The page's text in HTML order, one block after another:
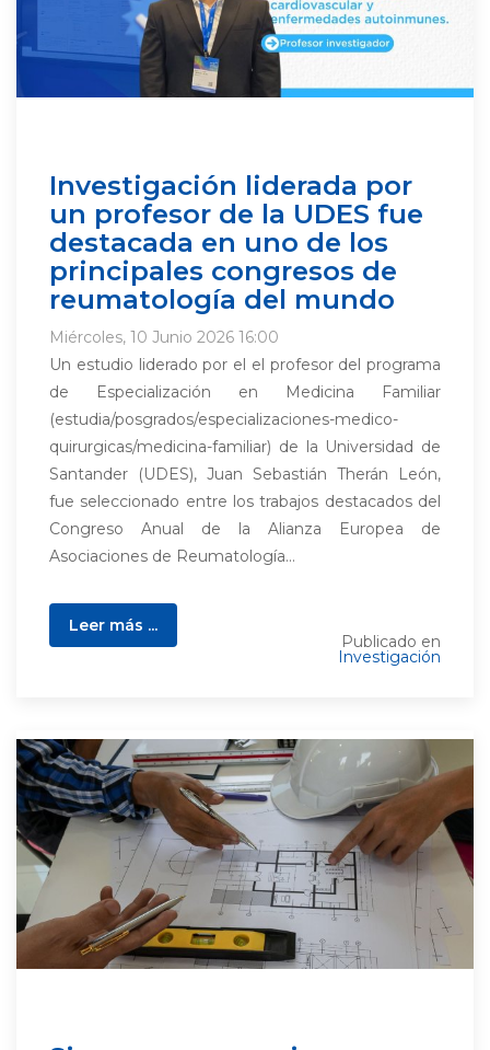
Investigación liderada por
un profesor de la UDES fue
destacada en uno de los
principales congresos de
reumatología del mundo
Miércoles, 10 Junio 2026 16:00
Un estudio liderado por el el profesor del programa
de Especialización en Medicina Familiar
(estudia/posgrados/especializaciones-medico-
quirurgicas/medicina-familiar) de la Universidad de
Santander (UDES), Juan Sebastián Therán León,
fue seleccionado entre los trabajos destacados del
Congreso Anual de la Alianza Europea de
Asociaciones de Reumatología...
Leer más ...
Publicado en
Investigación